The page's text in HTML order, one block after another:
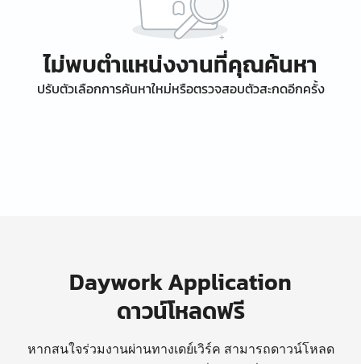
ไม่พบตำแหน่งงานที่คุณค้นหา
ปรับตัวเลือกการค้นหาใหม่หรือตรวจสอบตัวสะกดอีกครั้ง
Daywork Application
ดาวน์โหลดฟรี
หากสนใจร่วมงานผ่านทางเดย์เวิร์ค สามารถดาวน์โหลด